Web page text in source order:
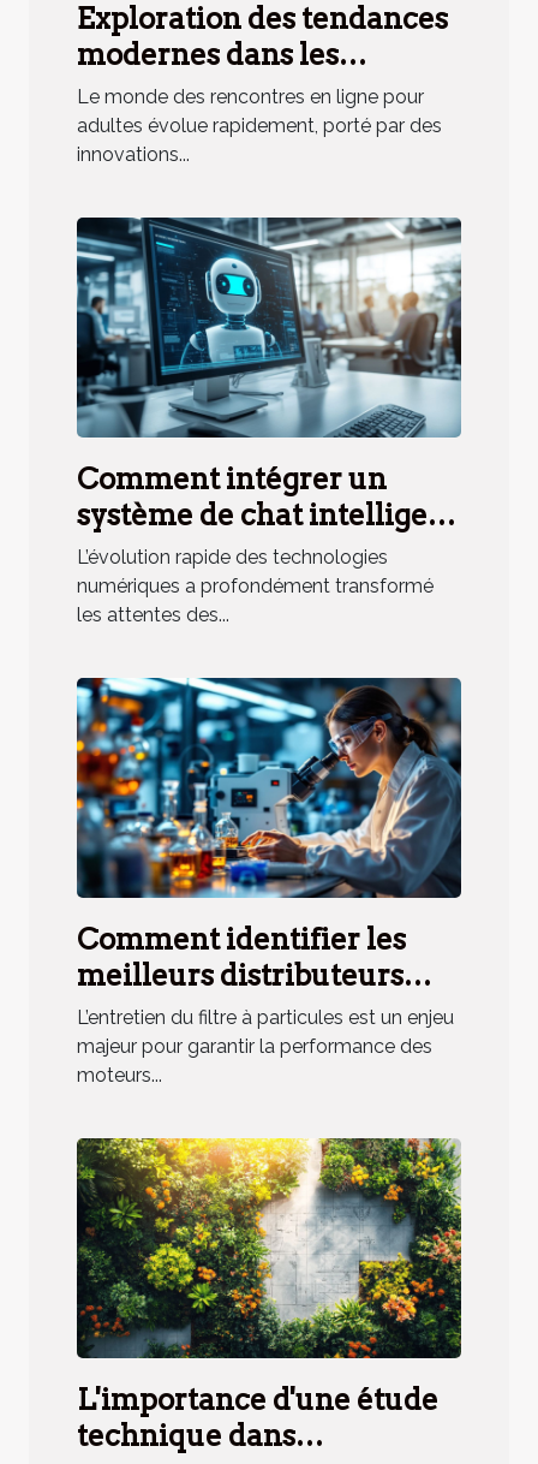
Exploration des tendances
modernes dans les
rencontres en ligne pour
adultes
Le monde des rencontres en ligne pour
adultes évolue rapidement, porté par des
innovations...
Comment intégrer un
système de chat intelligent
à votre stratégie de service
client ?
L’évolution rapide des technologies
numériques a profondément transformé
les attentes des...
Comment identifier les
meilleurs distributeurs
d'additifs pour filtres à
particules ?
L’entretien du filtre à particules est un enjeu
majeur pour garantir la performance des
moteurs...
L'importance d'une étude
technique dans